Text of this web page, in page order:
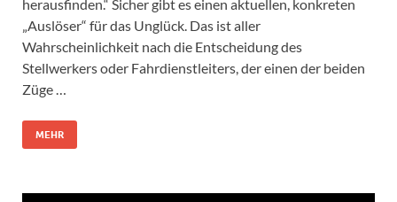
herausfinden.“ Sicher gibt es einen aktuellen, konkreten
„Auslöser“ für das Unglück. Das ist aller
Wahrscheinlichkeit nach die Entscheidung des
Stellwerkers oder Fahrdienstleiters, der einen der beiden
Züge …
MEHR